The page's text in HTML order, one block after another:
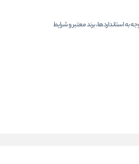
استانداردها، برند معتبر و شرایط